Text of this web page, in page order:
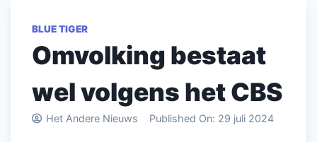
BLUE TIGER
Omvolking bestaat
wel volgens het CBS
Het Andere Nieuws Published On: 29 juli 2024